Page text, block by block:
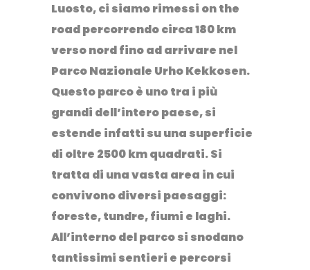
Luosto, ci siamo rimessi on the
road percorrendo circa 180 km
verso nord fino ad arrivare nel
Parco Nazionale Urho Kekkosen.
Questo parco è uno tra i più
grandi dell’intero paese, si
estende infatti su una superficie
di oltre 2500 km quadrati. Si
tratta di una vasta area in cui
convivono diversi paesaggi:
foreste, tundre, fiumi e laghi.
All’interno del parco si snodano
tantissimi sentieri e percorsi